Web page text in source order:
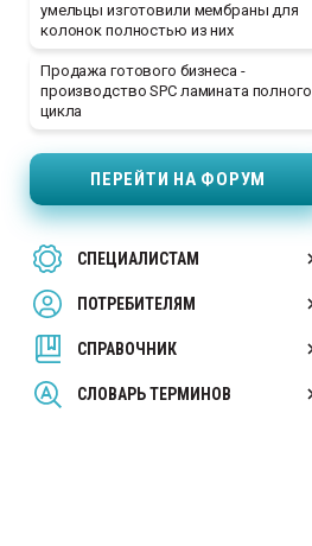
умельцы изготовили мембраны для
колонок полностью из них
Продажа готового бизнеса -
производство SPC ламината полного
цикла
ПЕРЕЙТИ НА ФОРУМ
СПЕЦИАЛИСТАМ
ПОТРЕБИТЕЛЯМ
СПРАВОЧНИК
СЛОВАРЬ ТЕРМИНОВ